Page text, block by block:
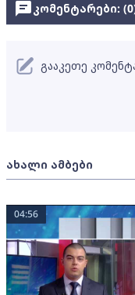
ახალი ამბები
04:56
კომენტარები: (0
გააკეთე